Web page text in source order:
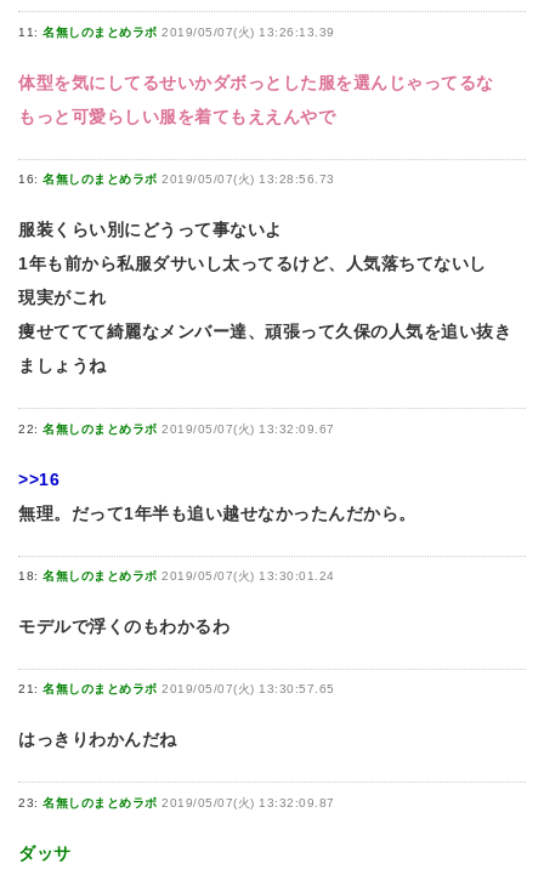
11: 名無しのまとめラボ 2019/05/07(火) 13:26:13.39
体型を気にしてるせいかダボっとした服を選んじゃってるな
もっと可愛らしい服を着てもええんやで
16: 名無しのまとめラボ 2019/05/07(火) 13:28:56.73
服装くらい別にどうって事ないよ
1年も前から私服ダサいし太ってるけど、人気落ちてないし
現実がこれ
痩せててて綺麗なメンバー達、頑張って久保の人気を追い抜き
ましょうね
22: 名無しのまとめラボ 2019/05/07(火) 13:32:09.67
>>16
無理。だって1年半も追い越せなかったんだから。
18: 名無しのまとめラボ 2019/05/07(火) 13:30:01.24
モデルで浮くのもわかるわ
21: 名無しのまとめラボ 2019/05/07(火) 13:30:57.65
はっきりわかんだね
23: 名無しのまとめラボ 2019/05/07(火) 13:32:09.87
ダッサ